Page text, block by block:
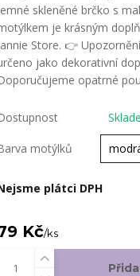
skleněné brčko s
je krásným
Store. 👉
jako dekorativní
opatrné
motýlků
plátci DPH
Kč/ks